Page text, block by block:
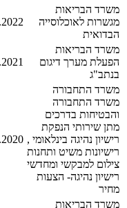
משרד הבריאות
מגשרות לאוכלוסייה
הבדואית
משרד הבריאות
הפעלת מערך דיגום
בנתב"ג
משרד התחבורה
משרד התחבורה
והבטיחות בדרכים
מתן שירותי הנפקת
רישיון נהיגה בינלאומי ,
רישיונות משיט ותחנות
צילום למבקשי ומחדשי
רישיון נהיגה- הצעות
מחיר
משרד הבריאות